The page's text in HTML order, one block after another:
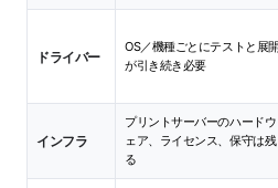
ドライバー
OS／機種ごとにテストと展開
が引き続き必要
インフラ
プリントサーバーのハードウ
ェア、ライセンス、保守は残
る